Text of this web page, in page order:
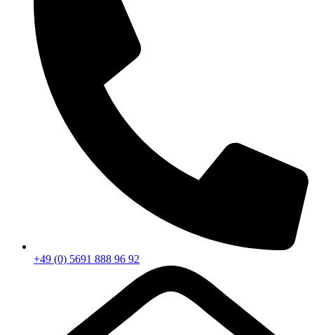
+49 (0) 5691 888 96 92